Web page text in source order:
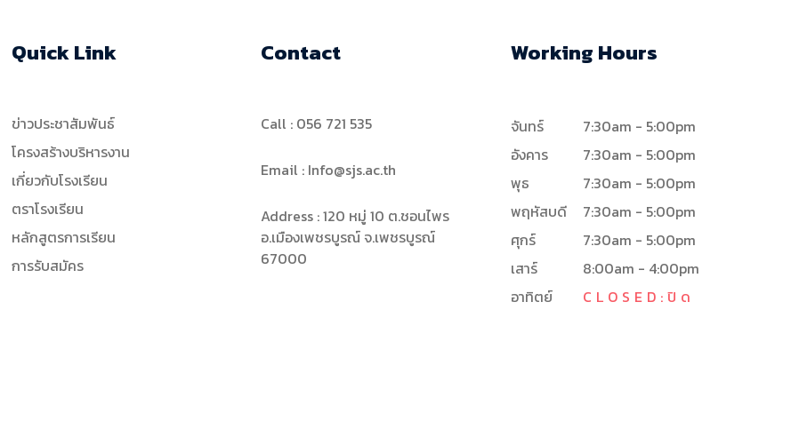
Quick Link
ข่าวประชาสัมพันธ์
โครงสร้างบริหารงาน
เกี่ยวกับโรงเรียน
ตราโรงเรียน
หลักสูตรการเรียน
การรับสมัคร
Contact
Call : 056 721 535
Email : Info@sjs.ac.th
Address : 120 หมู่ 10 ต.ชอนไพร
อ.เมืองเพชรบูรณ์ จ.เพชรบูรณ์
67000
Working Hours
จันทร์
7:30am - 5:00pm
อังคาร
7:30am - 5:00pm
พุธ
7:30am - 5:00pm
พฤหัสบดี
7:30am - 5:00pm
ศุกร์
7:30am - 5:00pm
เสาร์
8:00am - 4:00pm
อาทิตย์
CLOSED:ปิด